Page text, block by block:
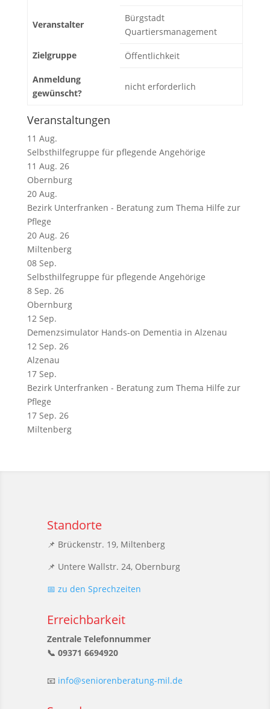
Veranstalter
Bürgstadt
Quartiersmanagement
Zielgruppe Öffentlichkeit
Anmeldung
gewünscht?
nicht erforderlich
Veranstaltungen
11 Aug.
Selbsthilfegruppe für pflegende Angehörige
11 Aug. 26
Obernburg
20 Aug.
Bezirk Unterfranken - Beratung zum Thema Hilfe zur
Pflege
20 Aug. 26
Miltenberg
08 Sep.
Selbsthilfegruppe für pflegende Angehörige
8 Sep. 26
Obernburg
12 Sep.
Demenzsimulator Hands-on Dementia in Alzenau
12 Sep. 26
Alzenau
17 Sep.
Bezirk Unterfranken - Beratung zum Thema Hilfe zur
Pflege
17 Sep. 26
Miltenberg
Standorte
📌 Brückenstr. 19, Miltenberg
📌 Untere Wallstr. 24, Obernburg
📅 zu den Sprechzeiten
Erreichbarkeit
Zentrale Telefonnummer
📞 09371 6694920
📧 info@seniorenberatung-mil.de